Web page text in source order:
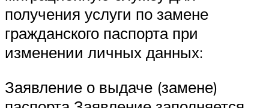
получения услуги по замене
гражданского паспорта при
изменении личных данных:
Заявление о выдаче (замене)